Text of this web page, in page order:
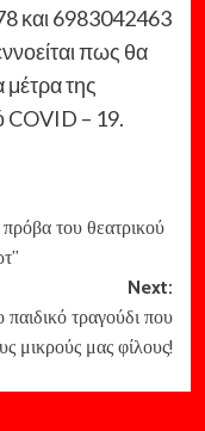
και 6983042463
πως θα
της
COVID – 19.
του θεατρικού
Next:
τραγούδι που
μικρούς μας φίλους!